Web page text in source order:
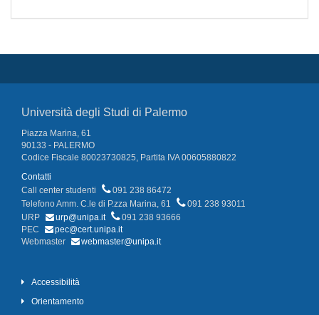
Università degli Studi di Palermo
Piazza Marina, 61
90133 - PALERMO
Codice Fiscale 80023730825, Partita IVA 00605880822
Contatti
Call center studenti
091 238 86472
Telefono Amm. C.le di P.zza Marina, 61
091 238 93011
URP
urp@unipa.it
091 238 93666
PEC
pec@cert.unipa.it
Webmaster
webmaster@unipa.it
Accessibilità
Orientamento